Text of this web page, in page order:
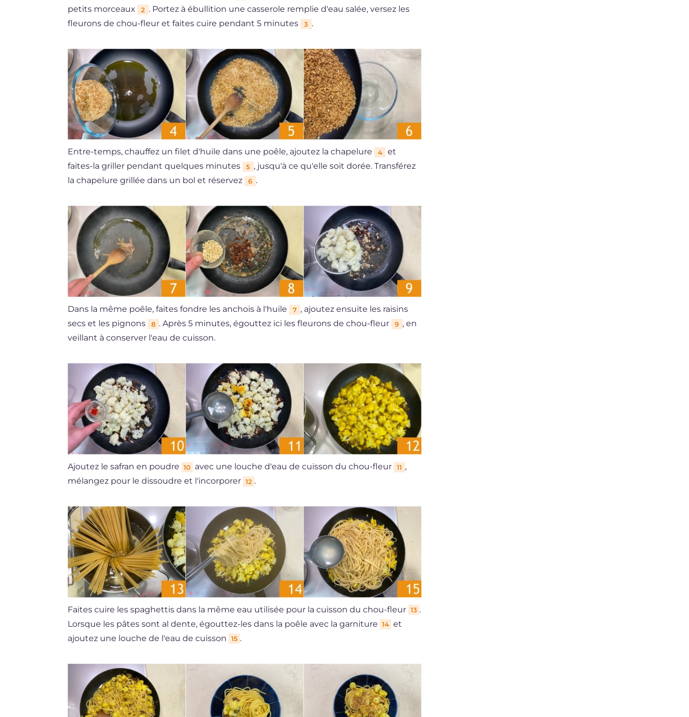
petits morceaux
2 . Portez à ébullition une casserole remplie d'eau salée, versez les
fleurons de chou-fleur et faites cuire pendant 5 minutes
3 .
Entre-temps, chauffez un filet d'huile dans une poêle, ajoutez la chapelure 4
et
faites-la griller pendant quelques minutes
5 , jusqu'à ce qu'elle soit dorée. Transférez
la chapelure grillée dans un bol et réservez
6 .
Dans la même poêle, faites fondre les anchois à l'huile 7 , ajoutez ensuite les raisins
secs et les pignons
8 . Après 5 minutes, égouttez ici les fleurons de chou-fleur 9 , en
veillant à conserver l'eau de cuisson.
Ajoutez le safran en poudre 10 avec une louche d'eau de cuisson du chou-fleur 11 ,
mélangez pour le dissoudre et l'incorporer 12 .
Faites cuire les spaghettis dans la même eau utilisée pour la cuisson du chou-fleur 13 .
Lorsque les pâtes sont al dente, égouttez-les dans la poêle avec la garniture 14 et
ajoutez une louche de l'eau de cuisson
15 .